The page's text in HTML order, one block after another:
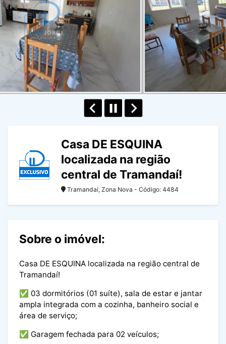
Casa DE ESQUINA
localizada na região
central de Tramandaí!
Tramandaí, Zona Nova - Código: 4484
Sobre o imóvel:
Casa DE ESQUINA localizada na região central de
Tramandaí!
✅ 03 dormitórios (01 suíte), sala de estar e jantar
ampla integrada com a cozinha, banheiro social e
área de serviço;
✅ Garagem fechada para 02 veículos;